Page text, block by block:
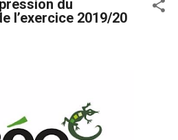
du
l’exercice 2019/20